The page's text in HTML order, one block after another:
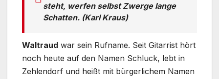
steht, werfen selbst Zwerge lange
Schatten. (Karl Kraus)
Waltraud war sein Rufname. Seit Gitarrist hört
noch heute auf den Namen Schluck, lebt in
Zehlendorf und heißt mit bürgerlichem Namen